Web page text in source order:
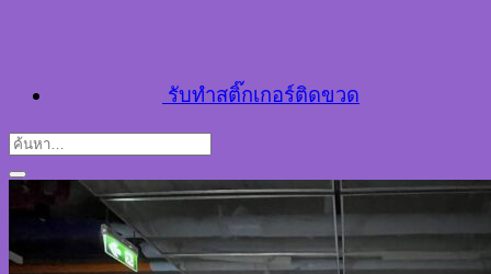
รับทำสติ๊กเกอร์ติดขวด